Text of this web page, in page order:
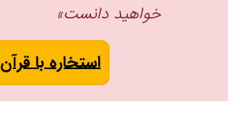
خواهید دانست»‏
استخاره با قرآن